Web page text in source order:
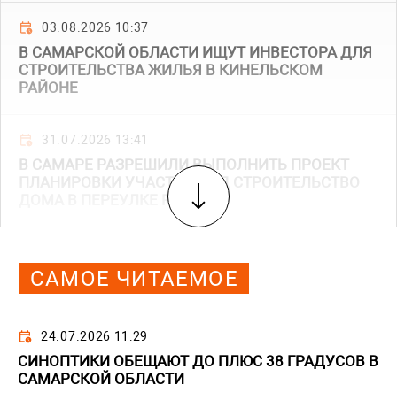
03.08.2026 10:37
В САМАРСКОЙ ОБЛАСТИ ИЩУТ ИНВЕСТОРА ДЛЯ
СТРОИТЕЛЬСТВА ЖИЛЬЯ В КИНЕЛЬСКОМ
РАЙОНЕ
31.07.2026 13:41
В САМАРЕ РАЗРЕШИЛИ ВЫПОЛНИТЬ ПРОЕКТ
ПЛАНИРОВКИ УЧАСТКА ПОД СТРОИТЕЛЬСТВО
ДОМА В ПЕРЕУЛКЕ РЕПИНА
САМОЕ ЧИТАЕМОЕ
24.07.2026 11:29
СИНОПТИКИ ОБЕЩАЮТ ДО ПЛЮС 38 ГРАДУСОВ В
САМАРСКОЙ ОБЛАСТИ